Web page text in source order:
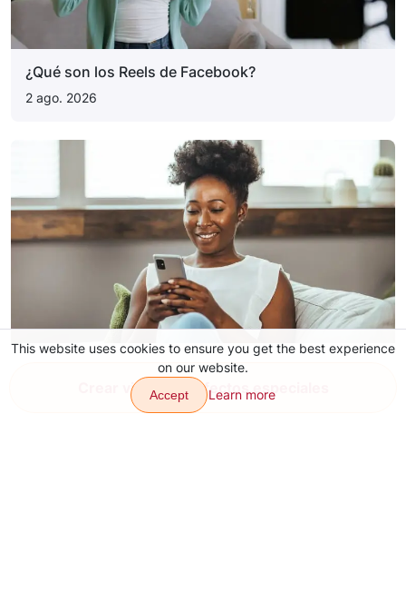
¿Qué son los Reels de Facebook?
2 ago. 2026
¿Qué es el UGC de TikTok?
Crear video con efectos especiales
This website uses cookies to ensure you get the best experience
on our website.
Accept Learn more